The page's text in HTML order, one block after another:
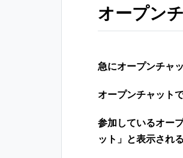
オープン
急にオープンチャ
オープンチャット
参加しているオー
ット」と表示される